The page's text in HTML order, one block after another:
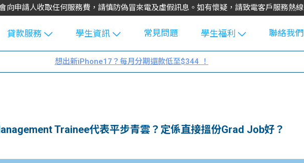
向申請人收取任何服務費，請慎防偽冒來電及虛假訊息。如有懷疑，請致電客戶服務熱線
貸款服務
學生貸款
大學生學費
學生資訊
Blog
大專生筍
Exchang
常見問題
學生福利
uFinance 校
園贊助
聯絡我們
想出新iPhone17？每月分期還款低至$344 ！
Trainee代表平步青雲？定係直接搵份Grad Job好？